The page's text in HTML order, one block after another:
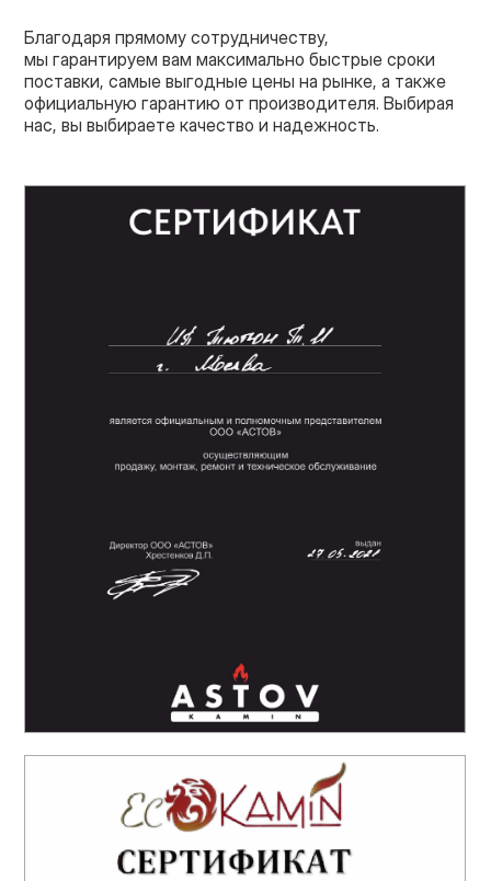
Благодаря прямому сотрудничеству,
мы гарантируем вам максимально быстрые сроки
поставки, самые выгодные цены на рынке, а также
официальную гарантию от производителя. Выбирая
нас, вы выбираете качество и надежность.